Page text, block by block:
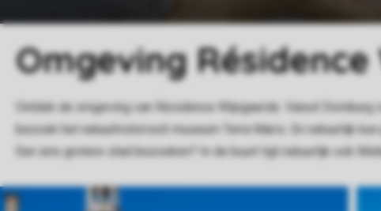
Omgeving
Ontdek de omgeving van Résidence Wijngaerde. Vanuit
bezoek het natuurhistorisch museum Terra Maris. En natuurlijk
Een iets grotere stad bezoeken? In de buurt ligt natuurlijk ook